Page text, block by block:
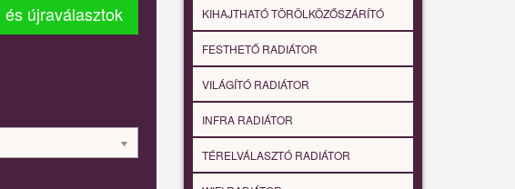
és újraválasztok KIHAJTHATÓ TÖRÖLKÖZŐSZÁRÍTÓ
FESTHETŐ RADIÁTOR
VILÁGÍTÓ RADIÁTOR
INFRA RADIÁTOR
TÉRELVÁLASZTÓ RADIÁTOR